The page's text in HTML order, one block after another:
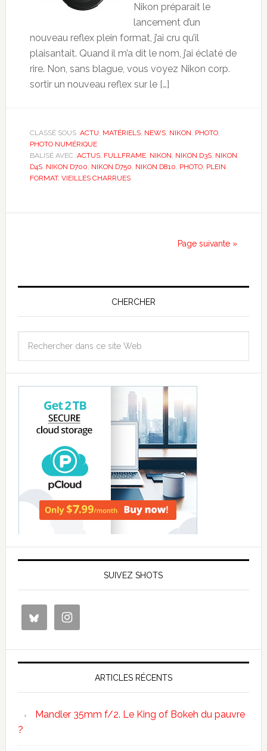
Nikon préparait le
lancement d’un
nouveau reflex plein format, j’ai cru qu’il
plaisantait. Quand il m’a dit le nom, j’ai éclaté de
rire. Non, sans blague, vous voyez Nikon corp.
sortir un nouveau reflex sur le […]
CLASSÉ SOUS :ACTU MATÉRIELS, NEWS, NIKON PHOTO,
PHOTO NUMÉRIQUE
BALISÉ AVEC :ACTUS, FULLFRAME, NIKON NIKON D3S, NIKON
D4S, NIKON D700 NIKON D750 NIKON D810 PHOTO, PLEIN
FORMAT, VIEILLES CHARRUES
Page suivante »
CHERCHER
SUIVEZ SHOTS
ARTICLES RÉCENTS
Mandler 35mm f/2. Le King of Bokeh du pauvre
?